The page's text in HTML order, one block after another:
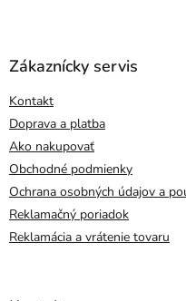
Zákaznícky servis
Kontakt
Doprava a platba
Ako nakupovať
Obchodné podmienky
Ochrana osobných údajov a
Reklamačný poriadok
Reklamácia a vrátenie tovaru